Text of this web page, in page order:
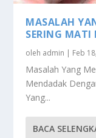
MASALAH
SERING MATI
oleh admin | Feb
Masalah Yang
Mendadak
Yang...
BACA